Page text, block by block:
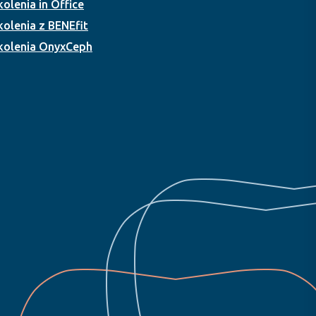
in Office
z BENEfit
OnyxCeph